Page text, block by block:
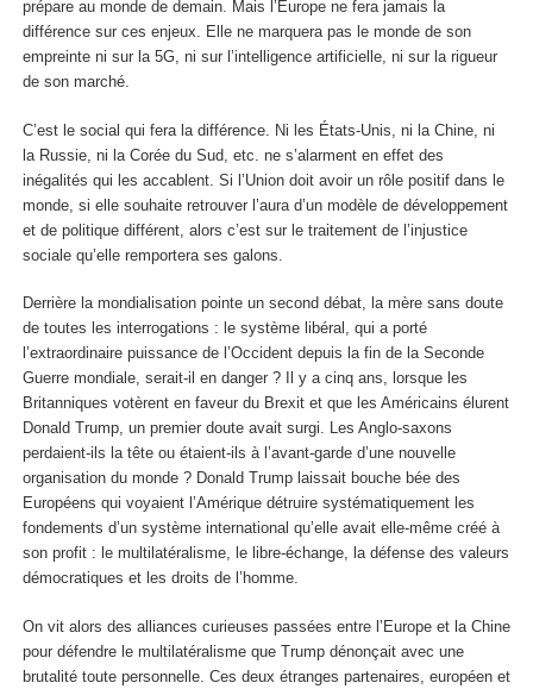
prépare au monde de demain. Mais l’Europe ne fera jamais la
différence sur ces enjeux. Elle ne marquera pas le monde de son
empreinte ni sur la 5G, ni sur l’intelligence artificielle, ni sur la rigueur
de son marché.
C’est le social qui fera la différence. Ni les États-Unis, ni la Chine, ni
la Russie, ni la Corée du Sud, etc. ne s’alarment en effet des
inégalités qui les accablent. Si l’Union doit avoir un rôle positif dans le
monde, si elle souhaite retrouver l’aura d’un modèle de développement
et de politique différent, alors c’est sur le traitement de l’injustice
sociale qu’elle remportera ses galons.
Derrière la mondialisation pointe un second débat, la mère sans doute
de toutes les interrogations : le système libéral, qui a porté
l’extraordinaire puissance de l’Occident depuis la fin de la Seconde
Guerre mondiale, serait-il en danger ? Il y a cinq ans, lorsque les
Britanniques votèrent en faveur du Brexit et que les Américains élurent
Donald Trump, un premier doute avait surgi. Les Anglo-saxons
perdaient-ils la tête ou étaient-ils à l’avant-garde d’une nouvelle
organisation du monde ? Donald Trump laissait bouche bée des
Européens qui voyaient l’Amérique détruire systématiquement les
fondements d’un système international qu’elle avait elle-même créé à
son profit : le multilatéralisme, le libre-échange, la défense des valeurs
démocratiques et les droits de l’homme.
On vit alors des alliances curieuses passées entre l’Europe et la Chine
pour défendre le multilatéralisme que Trump dénonçait avec une
brutalité toute personnelle. Ces deux étranges partenaires, européen et